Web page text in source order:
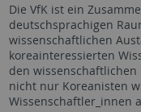
Die VfK ist ein
deutschsprachigen
wissenschaftlichen
koreainteressierten
den
nicht nur Koreanisten
Wissenschaftler_innen